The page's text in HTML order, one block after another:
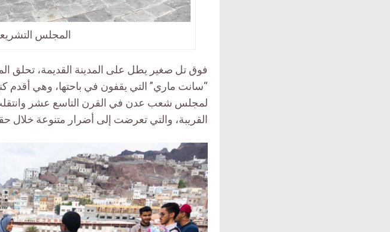
المجلس
فوق تل صغير يطل على المدينة القديمة،
“سانت ماري” التي يقفون في باحتها، وهي أقدم
لمجلس شعب عدن في القرن التاسع عشر
القريبة، والتي تعرضت إلى أضرار متنوعة خلال